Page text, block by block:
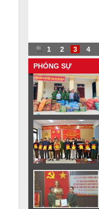
. 1 2 3 4
PHÓNG SỰ